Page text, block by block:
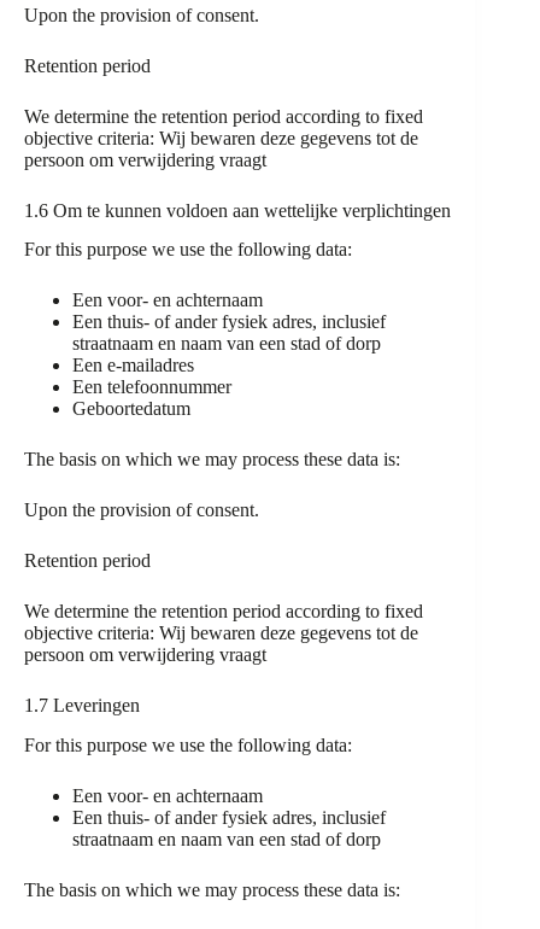
Upon the provision of consent.
Retention period
We determine the retention period according to fixed
objective criteria: Wij bewaren deze gegevens tot de
persoon om verwijdering vraagt
1.6 Om te kunnen voldoen aan wettelijke verplichtingen
For this purpose we use the following data:
Een voor- en achternaam
Een thuis- of ander fysiek adres, inclusief
straatnaam en naam van een stad of dorp
Een e-mailadres
Een telefoonnummer
Geboortedatum
The basis on which we may process these data is:
Upon the provision of consent.
Retention period
We determine the retention period according to fixed
objective criteria: Wij bewaren deze gegevens tot de
persoon om verwijdering vraagt
1.7 Leveringen
For this purpose we use the following data:
Een voor- en achternaam
Een thuis- of ander fysiek adres, inclusief
straatnaam en naam van een stad of dorp
The basis on which we may process these data is: